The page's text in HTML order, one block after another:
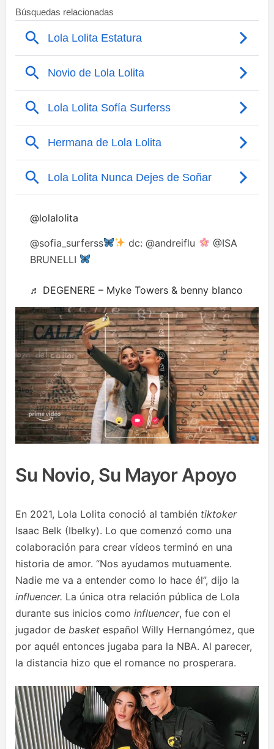
@lolalolita
@sofia_surferss dc: @andreiflu
@ISA
BRUNELLI
♬ DEGENERE – Myke Towers & benny blanco
Su Novio, Su Mayor Apoyo
En 2021, Lola Lolita conoció al también tiktoker
Isaac Belk (Ibelky). Lo que comenzó como una
colaboración para crear vídeos terminó en una
historia de amor. “Nos ayudamos mutuamente.
Nadie me va a entender como lo hace él”, dijo la
influencer. La única otra relación pública de Lola
durante sus inicios como influencer, fue con el
jugador de basket español Willy Hernangómez, que
por aquél entonces jugaba para la NBA. Al parecer,
la distancia hizo que el romance no prosperara.